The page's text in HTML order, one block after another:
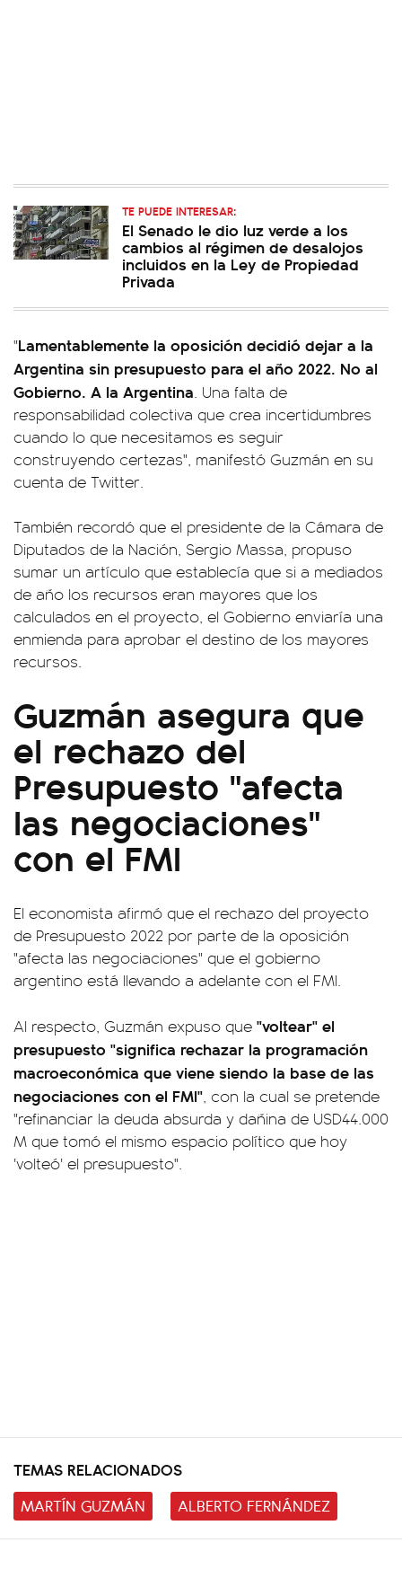
TE PUEDE INTERESAR:
El Senado le dio luz verde a los
cambios al régimen de desalojos
incluidos en la Ley de Propiedad
Privada
"Lamentablemente la oposición decidió dejar a la
Argentina sin presupuesto para el año 2022. No al
Gobierno. A la Argentina. Una falta de
responsabilidad colectiva que crea incertidumbres
cuando lo que necesitamos es seguir
construyendo certezas", manifestó Guzmán en su
cuenta de Twitter.
También recordó que el presidente de la Cámara de
Diputados de la Nación, Sergio Massa, propuso
sumar un artículo que establecía que si a mediados
de año los recursos eran mayores que los
calculados en el proyecto, el Gobierno enviaría una
enmienda para aprobar el destino de los mayores
recursos.
Guzmán asegura que
el rechazo del
Presupuesto "afecta
las negociaciones"
con el FMI
El economista afirmó que el rechazo del proyecto
de Presupuesto 2022 por parte de la oposición
"afecta las negociaciones" que el gobierno
argentino está llevando a adelante con el FMI.
Al respecto, Guzmán expuso que "voltear" el
presupuesto "significa rechazar la programación
macroeconómica que viene siendo la base de las
negociaciones con el FMI", con la cual se pretende
"refinanciar la deuda absurda y dañina de USD44.000
M que tomó el mismo espacio político que hoy
'volteó' el presupuesto".
TEMAS RELACIONADOS
MARTÍN GUZMÁN
ALBERTO FERNÁNDEZ